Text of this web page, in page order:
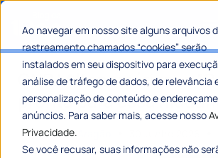
Ao navegar em nosso site alguns arquivos
rastreamento chamados “cookies” serão
instalados em seu dispositivo para
análise de tráfego de dados, de relevância
personalização de conteúdo e
anúncios. Para saber mais, acesse nosso
Privacidade.
Se você recusar, suas informações não
CNPJ Alfanumérico: a
pronta para essa
PorAmanda Aragão